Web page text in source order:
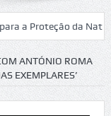
da Natureza
Cerveira assegura
ANTÓNIO ROMA
EXEMPLARES’